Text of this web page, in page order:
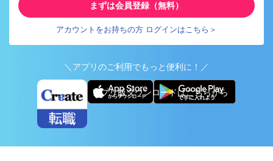
まずは会員登録（無料）
アカウントをお持ちの方 ログインはこちら＞
＼アプリのご利用でもっと便利に！／
アプリ版ダウンロードはこちらから